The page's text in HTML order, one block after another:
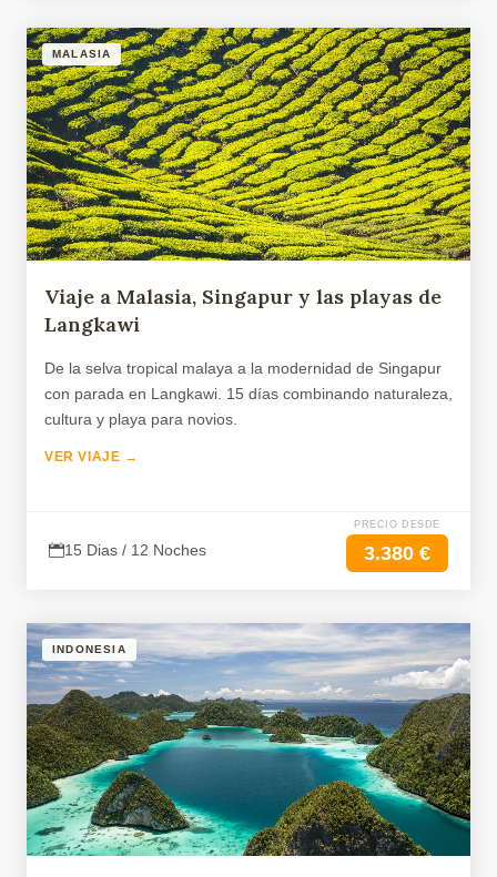
MALASIA
Viaje a Malasia, Singapur y las playas de
Langkawi
De la selva tropical malaya a la modernidad de Singapur
con parada en Langkawi. 15 días combinando naturaleza,
cultura y playa para novios.
VER VIAJE →
15 Dias / 12 Noches
PRECIO DESDE
3.380 €
INDONESIA